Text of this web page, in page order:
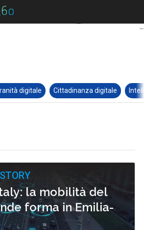
digitale Cittadinanza digitale
la mobilità del
forma in Emilia-